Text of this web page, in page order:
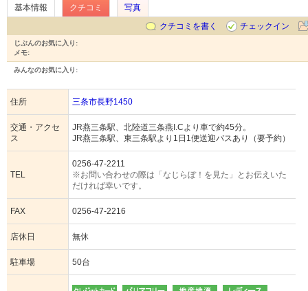
基本情報 クチコミ
写真
クチコミを書く
チェックイン
じぶんのお気に入り:
メモ:
みんなのお気に入り:
住所 三条市長野1450
交通・アクセ
ス
JR燕三条駅、北陸道三条燕I.Cより車で約45分。
JR燕三条駅、東三条駅より1日1便送迎バスあり（要予約）
TEL
0256-47-2211
※お問い合わせの際は「なじらぼ！を見た」とお伝えいた
だければ幸いです。
FAX 0256-47-2216
店休日 無休
駐車場 50台